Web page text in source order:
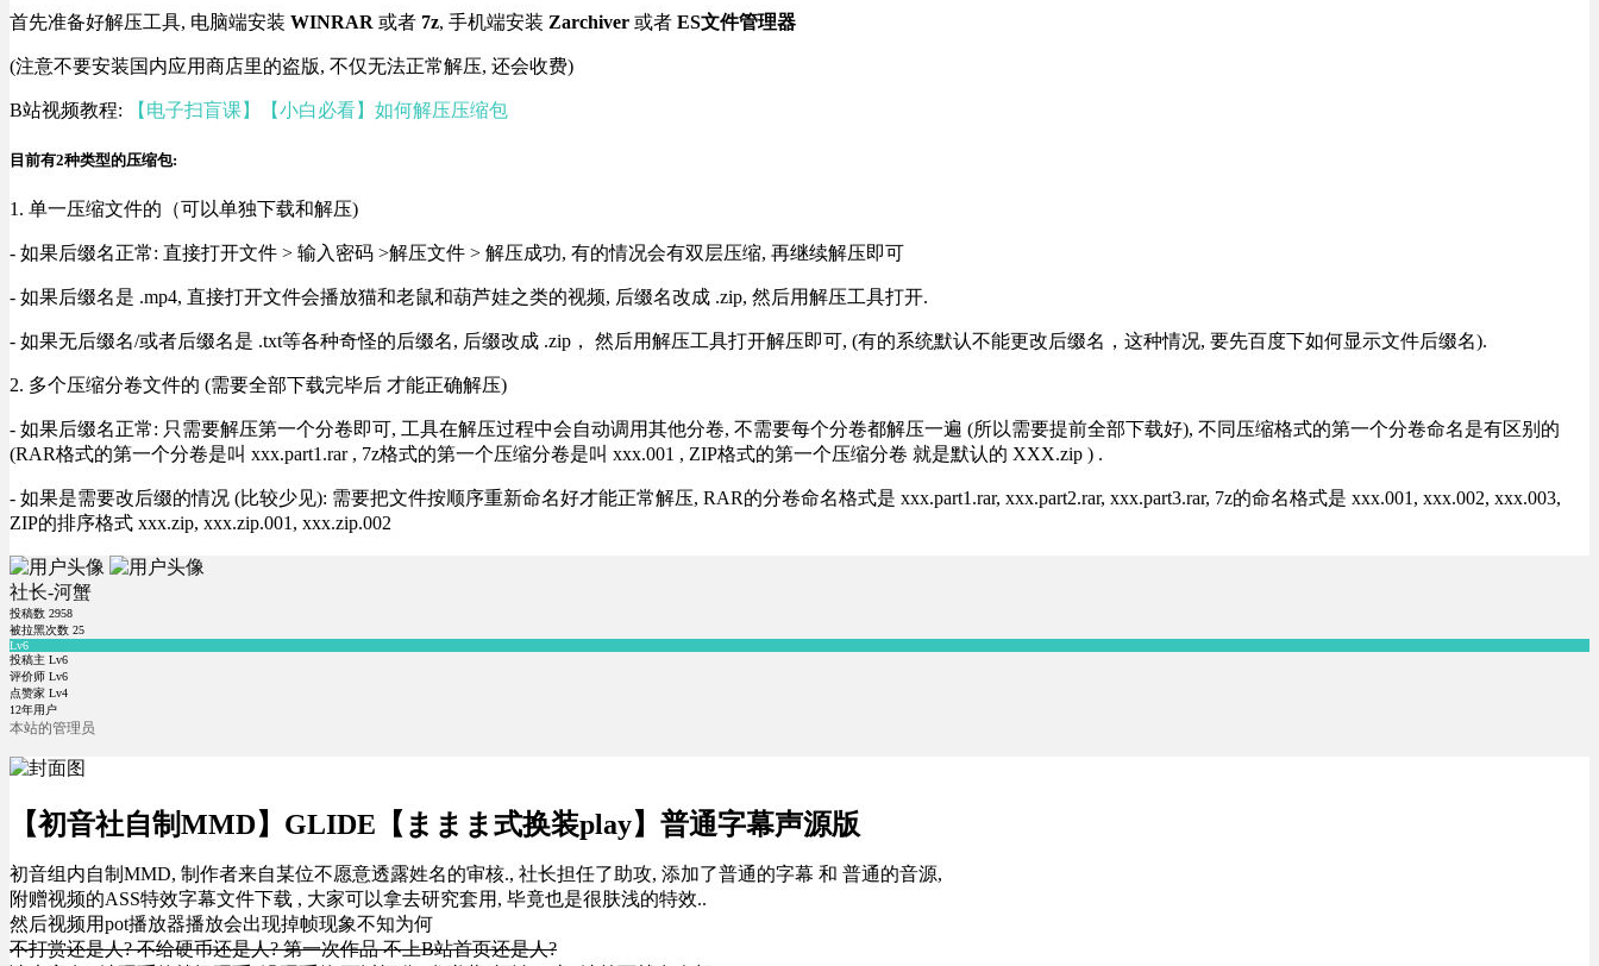
首先准备好解压工具, 电脑端安装 WINRAR 或者 7z, 手机端安装 Zarchiver 或者 ES文件管理器
(注意不要安装国内应用商店里的盗版, 不仅无法正常解压, 还会收费)
B站视频教程: 【电子扫盲课】【小白必看】如何解压压缩包
目前有2种类型的压缩包:
1. 单一压缩文件的（可以单独下载和解压)
- 如果后缀名正常: 直接打开文件 > 输入密码 >解压文件 > 解压成功, 有的情况会有双层压缩, 再继续解压即可
- 如果后缀名是 .mp4, 直接打开文件会播放猫和老鼠和葫芦娃之类的视频, 后缀名改成 .zip, 然后用解压工具打开.
- 如果无后缀名/或者后缀名是 .txt等各种奇怪的后缀名, 后缀改成 .zip， 然后用解压工具打开解压即可, (有的系统默认不能更改后缀名，这种情况, 要先百度下如何显示文件后缀名).
2. 多个压缩分卷文件的 (需要全部下载完毕后 才能正确解压)
- 如果后缀名正常: 只需要解压第一个分卷即可, 工具在解压过程中会自动调用其他分卷, 不需要每个分卷都解压一遍 (所以需要提前全部下载好), 不同压缩格式的第一个分卷命名是有区别的
(RAR格式的第一个分卷是叫 xxx.part1.rar , 7z格式的第一个压缩分卷是叫 xxx.001 , ZIP格式的第一个压缩分卷 就是默认的 XXX.zip ) .
- 如果是需要改后缀的情况 (比较少见): 需要把文件按顺序重新命名好才能正常解压, RAR的分卷命名格式是 xxx.part1.rar, xxx.part2.rar, xxx.part3.rar, 7z的命名格式是 xxx.001, xxx.002, xxx.003,
ZIP的排序格式 xxx.zip, xxx.zip.001, xxx.zip.002
社长-河蟹
投稿数 2958
被拉黑次数 25
Lv6
投稿主 Lv6
评价师 Lv6
点赞家 Lv4
12年用户
本站的管理员
【初音社自制MMD】GLIDE【ままま式换装play】普通字幕声源版
初音组内自制MMD, 制作者来自某位不愿意透露姓名的审核., 社长担任了助攻, 添加了普通的字幕 和 普通的音源,
附赠视频的ASS特效字幕文件下载 , 大家可以拿去研究套用, 毕竟也是很肤浅的特效..
然后视频用pot播放器播放会出现掉帧现象不知为何
不打赏还是人? 不给硬币还是人? 第一次作品 不上B站首页还是人?